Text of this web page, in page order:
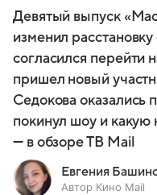
Девятый выпуск
изменил
согласился перейти
пришел новый
Седокова оказались
покинул шоу и
— в обзоре ТВ Mail
Евгения
Автор Кино Mail